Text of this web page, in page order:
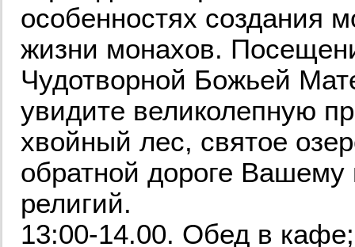
особенностях создания
жизни монахов.
Чудотворной Божьей
увидите великолепную
хвойный лес, святое
обратной дороге
религий.
13:00-14.00. Обед в